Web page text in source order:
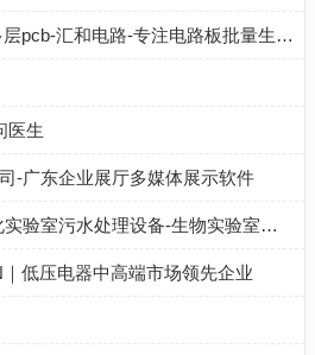
多层电路板-pcb多层板-多层pcb-汇和电路-专注电路板批量生产！
医生
-广东企业展厅多媒体展示软件
实验室污水处理设备-理化实验室污水处理设备-生物实验室污水处理设备-学校实验室污水处理设备/厂家/多少钱-中科瑞沃
低压电器中高端市场领先企业